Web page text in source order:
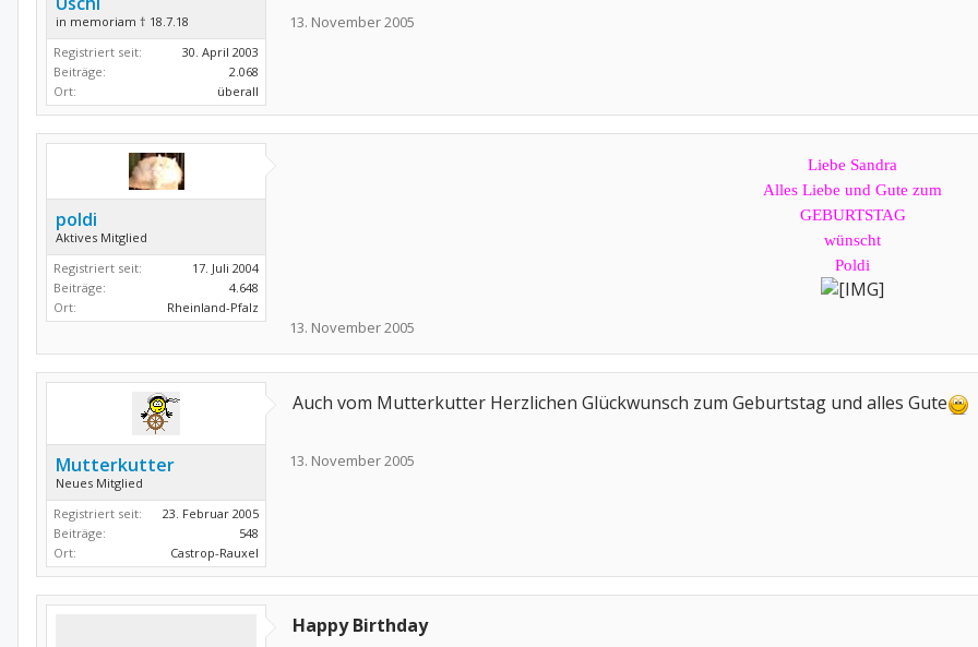
in memoriam † 18.7.18
Registriert seit:
30. April 2003
Beiträge:
2.068
Ort:
überall
13. November 2005
poldi
Aktives Mitglied
Registriert seit:
17. Juli 2004
Beiträge:
4.648
Ort:
Rheinland-Pfalz
Liebe Sandra
Alles Liebe und Gute zum
GEBURTSTAG
wünscht
Poldi
13. November 2005
Mutterkutter
Neues Mitglied
Registriert seit:
23. Februar 2005
Beiträge:
548
Ort:
Castrop-Rauxel
Auch vom Mutterkutter Herzlichen Glückwunsch zum Geburtstag und alles Gute
13. November 2005
Happy Birthday